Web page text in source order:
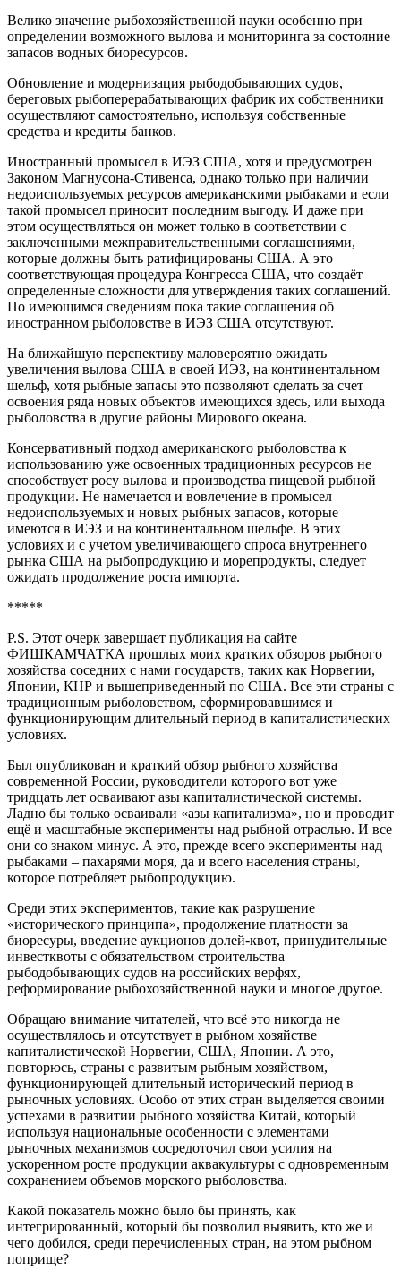
Велико значение рыбохозяйственной науки особенно при
определении возможного вылова и мониторинга за состояние
запасов водных биоресурсов.
Обновление и модернизация рыбодобывающих судов,
береговых рыбоперерабатывающих фабрик их собственники
осуществляют самостоятельно, используя собственные
средства и кредиты банков.
Иностранный промысел в ИЭЗ США, хотя и предусмотрен
Законом Магнусона-Стивенса, однако только при наличии
недоиспользуемых ресурсов американскими рыбаками и если
такой промысел приносит последним выгоду. И даже при
этом осуществляться он может только в соответствии с
заключенными межправительственными соглашениями,
которые должны быть ратифицированы США. А это
соответствующая процедура Конгресса США, что создаёт
определенные сложности для утверждения таких соглашений.
По имеющимся сведениям пока такие соглашения об
иностранном рыболовстве в ИЭЗ США отсутствуют.
На ближайшую перспективу маловероятно ожидать
увеличения вылова США в своей ИЭЗ, на континентальном
шельф, хотя рыбные запасы это позволяют сделать за счет
освоения ряда новых объектов имеющихся здесь, или выхода
рыболовства в другие районы Мирового океана.
Консервативный подход американского рыболовства к
использованию уже освоенных традиционных ресурсов не
способствует росу вылова и производства пищевой рыбной
продукции. Не намечается и вовлечение в промысел
недоиспользуемых и новых рыбных запасов, которые
имеются в ИЭЗ и на континентальном шельфе. В этих
условиях и с учетом увеличивающего спроса внутреннего
рынка США на рыбопродукцию и морепродукты, следует
ожидать продолжение роста импорта.
*****
Р.S. Этот очерк завершает публикация на сайте
ФИШКАМЧАТКА прошлых моих кратких обзоров рыбного
хозяйства соседних с нами государств, таких как Норвегии,
Японии, КНР и вышеприведенный по США. Все эти страны с
традиционным рыболовством, сформировавшимся и
функционирующим длительный период в капиталистических
условиях.
Был опубликован и краткий обзор рыбного хозяйства
современной России, руководители которого вот уже
тридцать лет осваивают азы капиталистической системы.
Ладно бы только осваивали «азы капитализма», но и проводит
ещё и масштабные эксперименты над рыбной отраслью. И все
они со знаком минус. А это, прежде всего эксперименты над
рыбаками – пахарями моря, да и всего населения страны,
которое потребляет рыбопродукцию.
Среди этих экспериментов, такие как разрушение
«исторического принципа», продолжение платности за
биоресуры, введение аукционов долей-квот, принудительные
инвестквоты с обязательством строительства
рыбодобывающих судов на российских верфях,
реформирование рыбохозяйственной науки и многое другое.
Обращаю внимание читателей, что всё это никогда не
осуществлялось и отсутствует в рыбном хозяйстве
капиталистической Норвегии, США, Японии. А это,
повторюсь, страны с развитым рыбным хозяйством,
функционирующей длительный исторический период в
рыночных условиях. Особо от этих стран выделяется своими
успехами в развитии рыбного хозяйства Китай, который
используя национальные особенности с элементами
рыночных механизмов сосредоточил свои усилия на
ускоренном росте продукции аквакультуры с одновременным
сохранением объемов морского рыболовства.
Какой показатель можно было бы принять, как
интегрированный, который бы позволил выявить, кто же и
чего добился, среди перечисленных стран, на этом рыбном
поприще?